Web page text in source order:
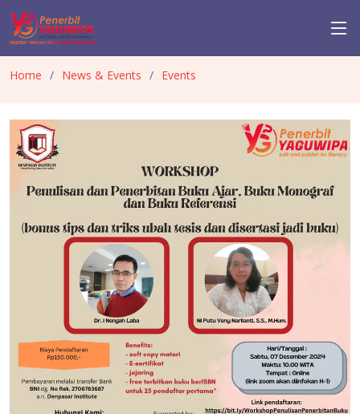
Home News & Events Events